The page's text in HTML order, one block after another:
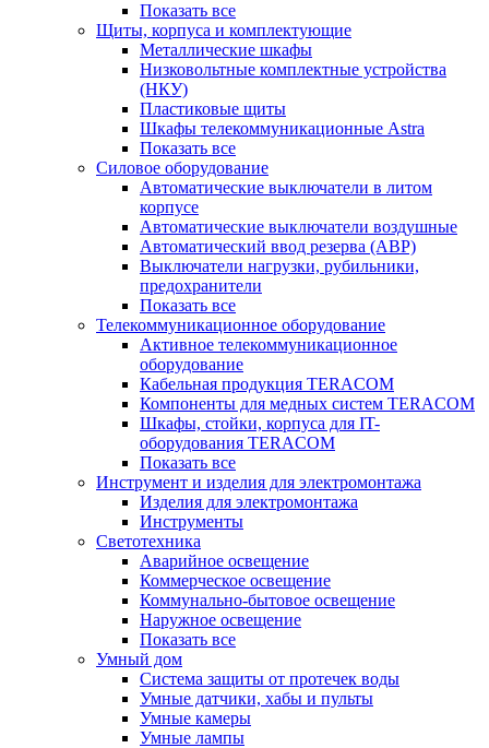
Показать все
Щиты, корпуса и комплектующие
Металлические шкафы
Низковольтные комплектные устройства
(НКУ)
Пластиковые щиты
Шкафы телекоммуникационные Astra
Показать все
Силовое оборудование
Автоматические выключатели в литом
корпусе
Автоматические выключатели воздушные
Автоматический ввод резерва (АВР)
Выключатели нагрузки, рубильники,
предохранители
Показать все
Телекоммуникационное оборудование
Активное телекоммуникационное
оборудование
Кабельная продукция TERACOM
Компоненты для медных систем TERACOM
Шкафы, стойки, корпуса для IT-
оборудования TERACOM
Показать все
Инструмент и изделия для электромонтажа
Изделия для электромонтажа
Инструменты
Светотехника
Аварийное освещение
Коммерческое освещение
Коммунально-бытовое освещение
Наружное освещение
Показать все
Умный дом
Система защиты от протечек воды
Умные датчики, хабы и пульты
Умные камеры
Умные лампы